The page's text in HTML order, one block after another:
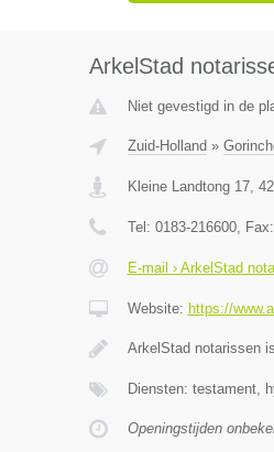
ArkelStad
Niet gevestigd in de
Zuid-Holland »
Kleine Landtong 17,
Tel: 0183-216600, Fax:
E-mail › ArkelStad
Website: https://
ArkelStad notarissen
Diensten: testament,
Openingstijden